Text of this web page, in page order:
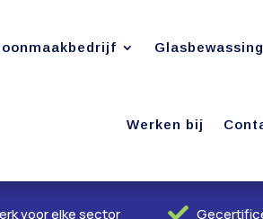
Glasbewassing
Werken bij
voor elke sector 